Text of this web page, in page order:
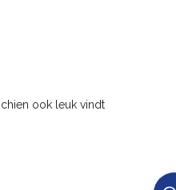
ook leuk vindt